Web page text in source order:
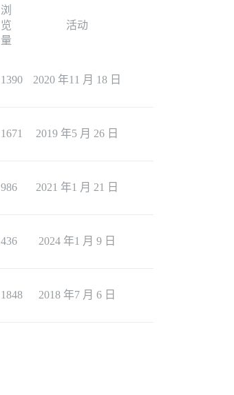
浏
览
量
活动
1390 2020 年11 月 18 日
1671 2019 年5 月 26 日
986 2021 年1 月 21 日
436 2024 年1 月 9 日
1848 2018 年7 月 6 日